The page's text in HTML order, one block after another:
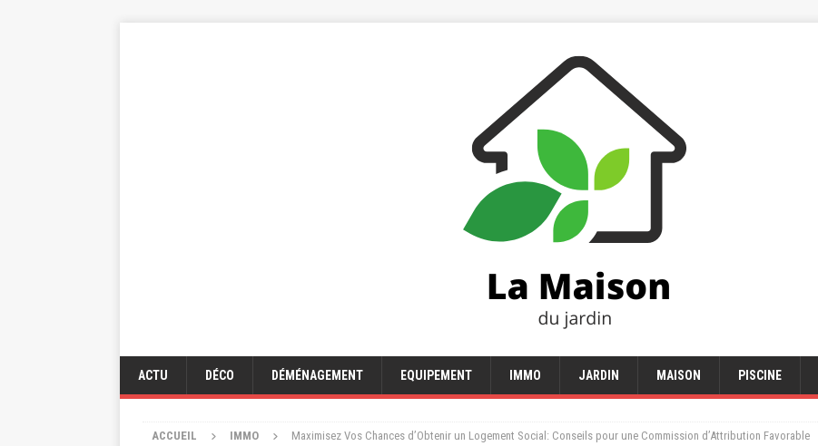
ACTU DÉCO DÉMÉNAGEMENT EQUIPEMENT IMMO JARDIN MAISON PISCINE
ACCUEIL IMMO Maximisez Vos Chances d’Obtenir un Logement Social: Conseils pour une Commission d’Attribution Favorable